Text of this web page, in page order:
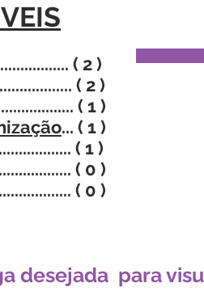
( 2 )
( 2 )
( 1 )
... ( 1 )
( 1)
( 0 )
( 0 )
desejada para